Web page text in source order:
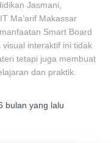
Jasmani,
Ma’arif Makassar
Smart Board
interaktif ini tidak
tetapi juga membuat
dan praktik.
bulan yang lalu